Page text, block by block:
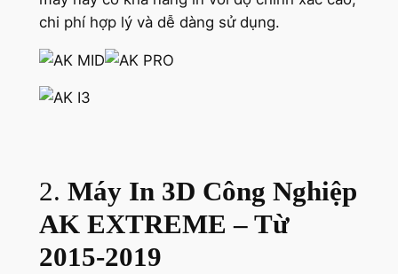
chi phí hợp lý và dễ dàng sử dụng.
2. Máy In 3D Công Nghiệp
AK EXTREME – Từ
2015-2019